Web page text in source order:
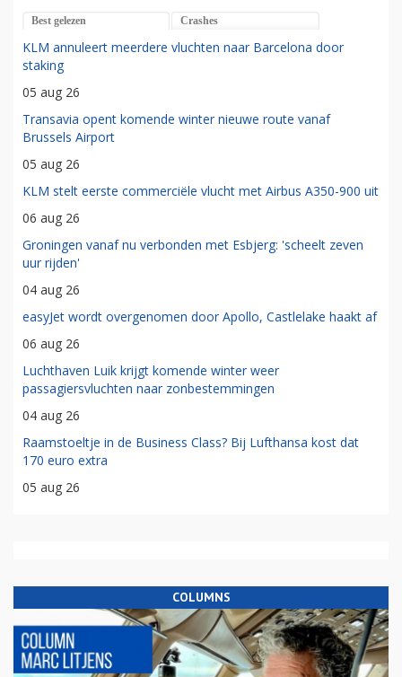
Best gelezen Crashes
KLM annuleert meerdere vluchten naar Barcelona door
staking
05 aug 26
Transavia opent komende winter nieuwe route vanaf
Brussels Airport
05 aug 26
KLM stelt eerste commerciële vlucht met Airbus A350-900 uit
06 aug 26
Groningen vanaf nu verbonden met Esbjerg: 'scheelt zeven
uur rijden'
04 aug 26
easyJet wordt overgenomen door Apollo, Castlelake haakt af
06 aug 26
Luchthaven Luik krijgt komende winter weer
passagiersvluchten naar zonbestemmingen
04 aug 26
Raamstoeltje in de Business Class? Bij Lufthansa kost dat
170 euro extra
05 aug 26
COLUMNS